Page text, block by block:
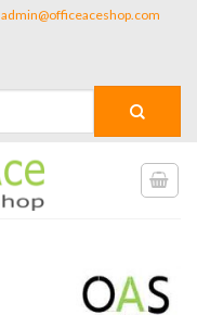
admin@officeaceshop.com